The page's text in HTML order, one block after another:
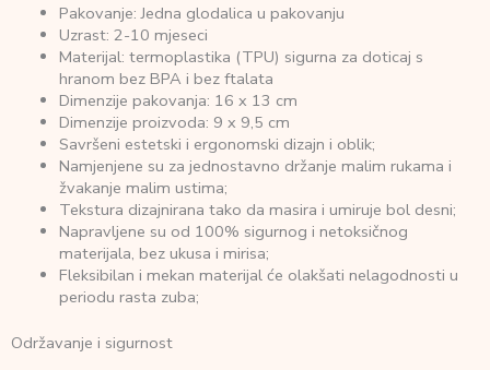
Pakovanje: Jedna glodalica u pakovanju
Uzrast: 2-10 mjeseci
Materijal: termoplastika (TPU) sigurna za doticaj s
hranom bez BPA i bez ftalata
Dimenzije pakovanja: 16 x 13 cm
Dimenzije proizvoda: 9 x 9,5 cm
Savršeni estetski i ergonomski dizajn i oblik;
Namjenjene su za jednostavno držanje malim rukama i
žvakanje malim ustima;
Tekstura dizajnirana tako da masira i umiruje bol desni;
Napravljene su od 100% sigurnog i netoksičnog
materijala, bez ukusa i mirisa;
Fleksibilan i mekan materijal će olakšati nelagodnosti u
periodu rasta zuba;
Održavanje i sigurnost